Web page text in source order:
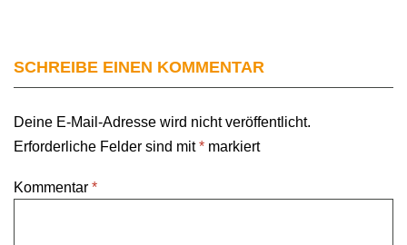
SCHREIBE EINEN KOMMENTAR
Deine E-Mail-Adresse wird nicht veröffentlicht.
Erforderliche Felder sind mit* markiert
Kommentar *